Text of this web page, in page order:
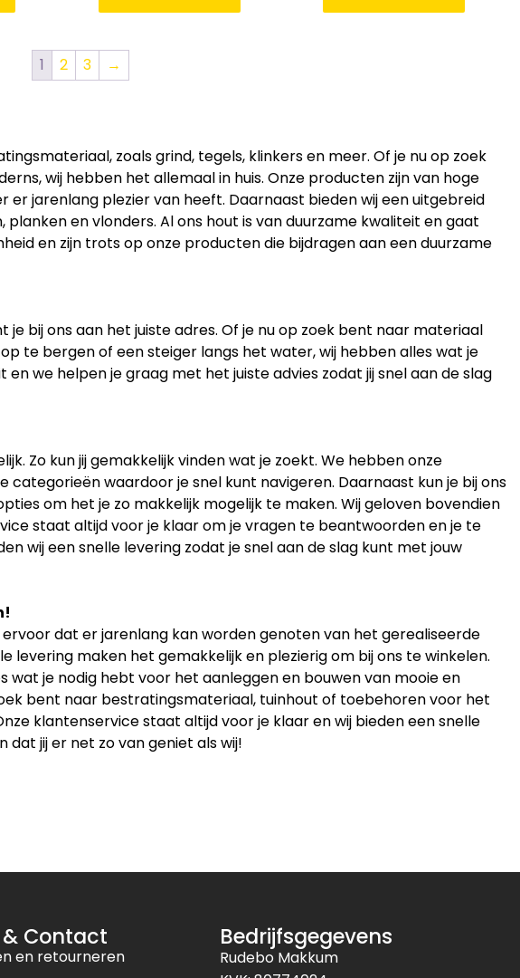
1 2 3 →
zoals grind, tegels, klinkers en meer. Of je nu op zoek
wij hebben het allemaal in huis. Onze producten zijn van hoge
er jarenlang plezier van heeft. Daarnaast bieden wij een uitgebreid
en vlonders. Al ons hout is van duurzame kwaliteit en gaat
en zijn trots op onze producten die bijdragen aan een duurzame
bij ons aan het juiste adres. Of je nu op zoek bent naar materiaal
te bergen of een steiger langs het water, wij hebben alles wat je
we helpen je graag met het juiste advies zodat jij snel aan de slag
Zo kun jij gemakkelijk vinden wat je zoekt. We hebben onze
waardoor je snel kunt navigeren. Daarnaast kun je bij ons
om het je zo makkelijk mogelijk te maken. Wij geloven bovendien
staat altijd voor je klaar om je vragen te beantwoorden en je te
wij een snelle levering zodat je snel aan de slag kunt met jouw
dat er jarenlang kan worden genoten van het gerealiseerde
levering maken het gemakkelijk en plezierig om bij ons te winkelen.
wat je nodig hebt voor het aanleggen en bouwen van mooie en
bent naar bestratingsmateriaal, tuinhout of toebehoren voor het
klantenservice staat altijd voor je klaar en wij bieden een snelle
dat jij er net zo van geniet als wij!
& Contact
en retourneren
Bedrijfsgegevens
Rudebo Makkum